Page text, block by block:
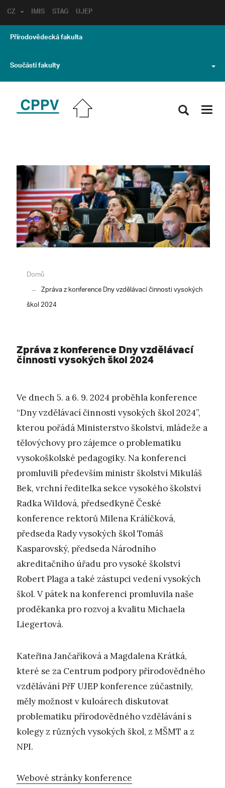
IMIS STAG UJEP
CZ
Přírodovědecká fakulta
Součásti fakulty
Domů
Zpráva z konference Dny vzdělávací činnosti vysokých
škol 2024
Zpráva z konference Dny vzdělávací
činnosti vysokých škol 2024
Ve dnech 5. a 6. 9. 2024 proběhla konference
“Dny vzdělávací činnosti vysokých škol 2024”,
kterou pořádá Ministerstvo školství, mládeže a
tělovýchovy pro zájemce o problematiku
vysokoškolské pedagogiky. Na konferenci
promluvili především ministr školství Mikuláš
Bek, vrchní ředitelka sekce vysokého školství
Radka Wildová, předsedkyně České
konference rektorů Milena Králíčková,
předseda Rady vysokých škol Tomáš
Kasparovský, předseda Národního
akreditačního úřadu pro vysoké školství
Robert Plaga a také zástupci vedení vysokých
škol. V pátek na konferenci promluvila naše
proděkanka pro rozvoj a kvalitu Michaela
Liegertová.
Kateřina Jančaříková a Magdalena Krátká,
které se za Centrum podpory přírodovědného
vzdělávání PřF UJEP konference zúčastnily,
měly možnost v kuloárech diskutovat
problematiku přírodovědného vzdělávání s
kolegy z různých vysokých škol, z MŠMT a z
NPI.
Webové stránky konference